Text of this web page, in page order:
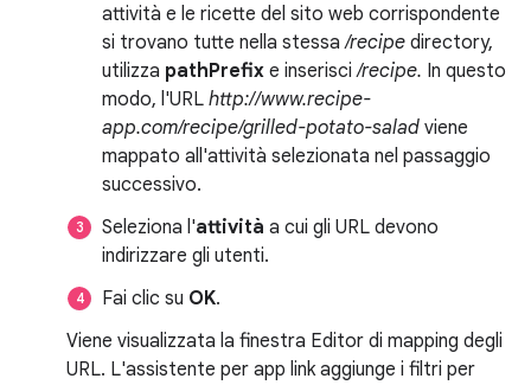
attività e le ricette del sito web corrispondente
si trovano tutte nella stessa/recipe directory,
utilizza pathPrefix e inserisci/recipe. In questo
modo, l'URL http://www.recipe-
app.com/recipe/grilled-potato-salad viene
mappato all'attività selezionata nel passaggio
successivo.
Seleziona l'attività a cui gli URL devono
indirizzare gli utenti.
Fai clic su OK.
Viene visualizzata la finestra Editor di mapping degli
URL. L'assistente per app link aggiunge i filtri per